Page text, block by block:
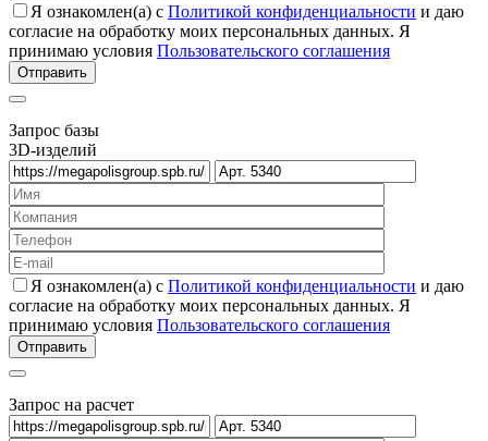
Я ознакомлен(а) с Политикой конфиденциальности и даю
согласие на обработку моих персональных данных. Я
принимаю условия Пользовательского соглашения
Запрос базы
3D-изделий
Я ознакомлен(а) с Политикой конфиденциальности и даю
согласие на обработку моих персональных данных. Я
принимаю условия Пользовательского соглашения
Запрос на расчет